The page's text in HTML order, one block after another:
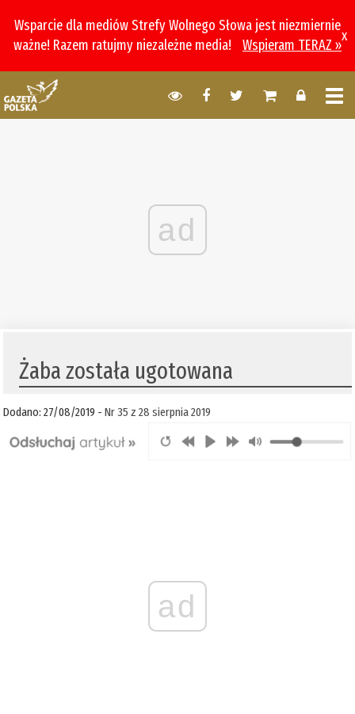
Wsparcie dla mediów Strefy Wolnego Słowa jest niezmiernie
ważne! Razem ratujmy niezależne media!
Wspieram TERAZ »
x
ad
Żaba została ugotowana
Dodano: 27/08/2019 -Nr 35 z 28 sierpnia 2019
ad